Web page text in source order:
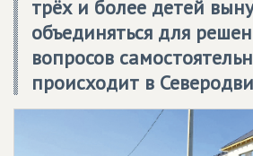
трёх и более детей
объединяться для
вопросов
происходит в